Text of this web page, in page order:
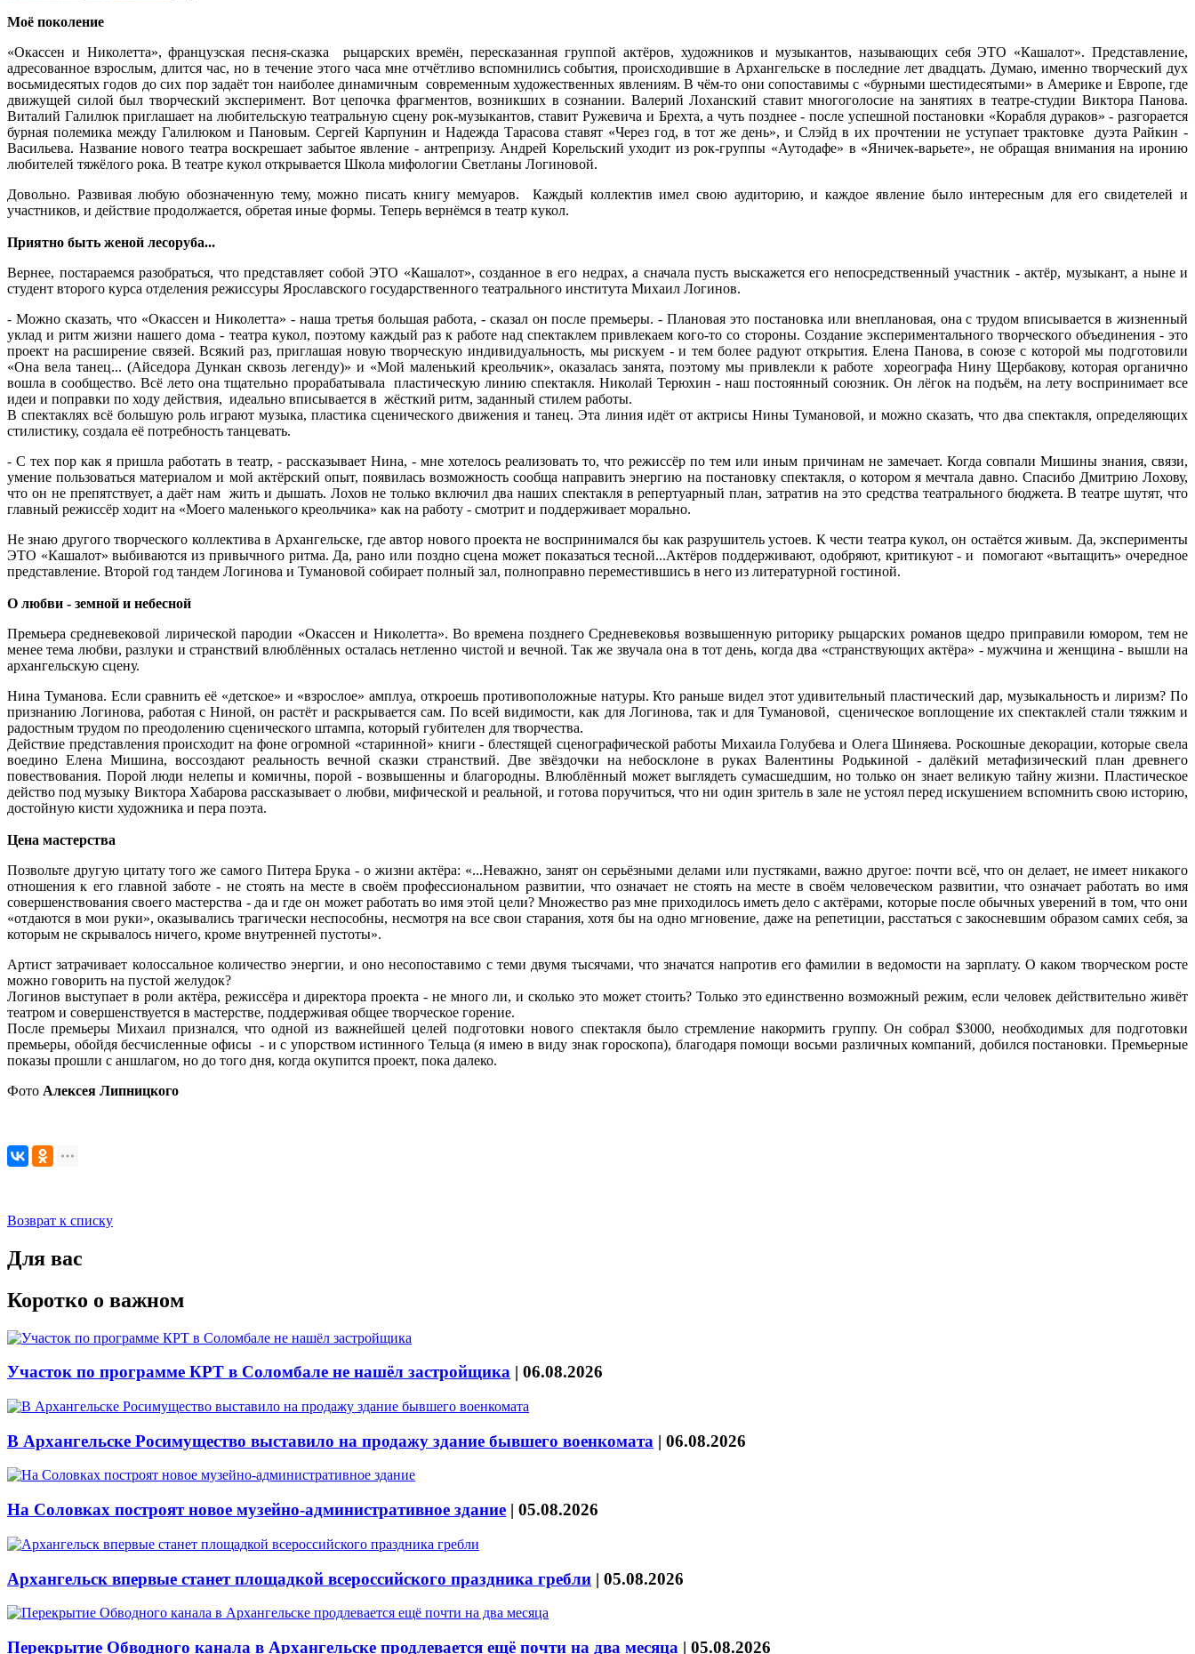
Моё поколение
«Окассен и Николетта», французская песня-сказка рыцарских времён, пересказанная группой актёров, художников и музыкантов, называющих себя ЭТО «Кашалот». Представление,
адресованное взрослым, длится час, но в течение этого часа мне отчётливо вспомнились события, происходившие в Архангельске в последние лет двадцать. Думаю, именно творческий дух
восьмидесятых годов до сих пор задаёт тон наиболее динамичным современным художественных явлениям. В чём-то они сопоставимы с «бурными шестидесятыми» в Америке и Европе, где
движущей силой был творческий эксперимент. Вот цепочка фрагментов, возникших в сознании. Валерий Лоханский ставит многоголосие на занятиях в театре-студии Виктора Панова.
Виталий Галилюк приглашает на любительскую театральную сцену рок-музыкантов, ставит Ружевича и Брехта, а чуть позднее - после успешной постановки «Корабля дураков» - разгорается
бурная полемика между Галилюком и Пановым. Сергей Карпунин и Надежда Тарасова ставят «Через год, в тот же день», и Слэйд в их прочтении не уступает трактовке дуэта Райкин -
Васильева. Название нового театра воскрешает забытое явление - антрепризу. Андрей Корельский уходит из рок-группы «Аутодафе» в «Яничек-варьете», не обращая внимания на иронию
любителей тяжёлого рока. В театре кукол открывается Школа мифологии Светланы Логиновой.
Довольно. Развивая любую обозначенную тему, можно писать книгу мемуаров. Каждый коллектив имел свою аудиторию, и каждое явление было интересным для его свидетелей и
участников, и действие продолжается, обретая иные формы. Теперь вернёмся в театр кукол.
Приятно быть женой лесоруба...
Вернее, постараемся разобраться, что представляет собой ЭТО «Кашалот», созданное в его недрах, а сначала пусть выскажется его непосредственный участник - актёр, музыкант, а ныне и
студент второго курса отделения режиссуры Ярославского государственного театрального института Михаил Логинов.
- Можно сказать, что «Окассен и Николетта» - наша третья большая работа, - сказал он после премьеры. - Плановая это постановка или внеплановая, она с трудом вписывается в жизненный
уклад и ритм жизни нашего дома - театра кукол, поэтому каждый раз к работе над спектаклем привлекаем кого-то со стороны. Создание экспериментального творческого объединения - это
проект на расширение связей. Всякий раз, приглашая новую творческую индивидуальность, мы рискуем - и тем более радуют открытия. Елена Панова, в союзе с которой мы подготовили
«Она вела танец... (Айседора Дункан сквозь легенду)» и «Мой маленький креольчик», оказалась занята, поэтому мы привлекли к работе хореографа Нину Щербакову, которая органично
вошла в сообщество. Всё лето она тщательно прорабатывала пластическую линию спектакля. Николай Терюхин - наш постоянный союзник. Он лёгок на подъём, на лету воспринимает все
идеи и поправки по ходу действия, идеально вписывается в жёсткий ритм, заданный стилем работы.
В спектаклях всё большую роль играют музыка, пластика сценического движения и танец. Эта линия идёт от актрисы Нины Тумановой, и можно сказать, что два спектакля, определяющих
стилистику, создала её потребность танцевать.
- С тех пор как я пришла работать в театр, - рассказывает Нина, - мне хотелось реализовать то, что режиссёр по тем или иным причинам не замечает. Когда совпали Мишины знания, связи,
умение пользоваться материалом и мой актёрский опыт, появилась возможность сообща направить энергию на постановку спектакля, о котором я мечтала давно. Спасибо Дмитрию Лохову,
что он не препятствует, а даёт нам жить и дышать. Лохов не только включил два наших спектакля в репертуарный план, затратив на это средства театрального бюджета. В театре шутят, что
главный режиссёр ходит на «Моего маленького креольчика» как на работу - смотрит и поддерживает морально.
Не знаю другого творческого коллектива в Архангельске, где автор нового проекта не воспринимался бы как разрушитель устоев. К чести театра кукол, он остаётся живым. Да, эксперименты
ЭТО «Кашалот» выбиваются из привычного ритма. Да, рано или поздно сцена может показаться тесной...Актёров поддерживают, одобряют, критикуют - и помогают «вытащить» очередное
представление. Второй год тандем Логинова и Тумановой собирает полный зал, полноправно переместившись в него из литературной гостиной.
О любви - земной и небесной
Премьера средневековой лирической пародии «Окассен и Николетта». Во времена позднего Средневековья возвышенную риторику рыцарских романов щедро приправили юмором, тем не
менее тема любви, разлуки и странствий влюблённых осталась нетленно чистой и вечной. Так же звучала она в тот день, когда два «странствующих актёра» - мужчина и женщина - вышли на
архангельскую сцену.
Нина Туманова. Если сравнить её «детское» и «взрослое» амплуа, откроешь противоположные натуры. Кто раньше видел этот удивительный пластический дар, музыкальность и лиризм? По
признанию Логинова, работая с Ниной, он растёт и раскрывается сам. По всей видимости, как для Логинова, так и для Тумановой, сценическое воплощение их спектаклей стали тяжким и
радостным трудом по преодолению сценического штампа, который губителен для творчества.
Действие представления происходит на фоне огромной «старинной» книги - блестящей сценографической работы Михаила Голубева и Олега Шиняева. Роскошные декорации, которые свела
воедино Елена Мишина, воссоздают реальность вечной сказки странствий. Две звёздочки на небосклоне в руках Валентины Родькиной - далёкий метафизический план древнего
повествования. Порой люди нелепы и комичны, порой - возвышенны и благородны. Влюблённый может выглядеть сумасшедшим, но только он знает великую тайну жизни. Пластическое
действо под музыку Виктора Хабарова рассказывает о любви, мифической и реальной, и готова поручиться, что ни один зритель в зале не устоял перед искушением вспомнить свою историю,
достойную кисти художника и пера поэта.
Цена мастерства
Позвольте другую цитату того же самого Питера Брука - о жизни актёра: «...Неважно, занят он серьёзными делами или пустяками, важно другое: почти всё, что он делает, не имеет никакого
отношения к его главной заботе - не стоять на месте в своём профессиональном развитии, что означает не стоять на месте в своём человеческом развитии, что означает работать во имя
совершенствования своего мастерства - да и где он может работать во имя этой цели? Множество раз мне приходилось иметь дело с актёрами, которые после обычных уверений в том, что они
«отдаются в мои руки», оказывались трагически неспособны, несмотря на все свои старания, хотя бы на одно мгновение, даже на репетиции, расстаться с закосневшим образом самих себя, за
которым не скрывалось ничего, кроме внутренней пустоты».
Артист затрачивает колоссальное количество энергии, и оно несопоставимо с теми двумя тысячами, что значатся напротив его фамилии в ведомости на зарплату. О каком творческом росте
можно говорить на пустой желудок?
Логинов выступает в роли актёра, режиссёра и директора проекта - не много ли, и сколько это может стоить? Только это единственно возможный режим, если человек действительно живёт
театром и совершенствуется в мастерстве, поддерживая общее творческое горение.
После премьеры Михаил признался, что одной из важнейшей целей подготовки нового спектакля было стремление накормить группу. Он собрал $3000, необходимых для подготовки
премьеры, обойдя бесчисленные офисы - и с упорством истинного Тельца (я имею в виду знак гороскопа), благодаря помощи восьми различных компаний, добился постановки. Премьерные
показы прошли с аншлагом, но до того дня, когда окупится проект, пока далеко.
Фото Алексея Липницкого
Возврат к списку
Для вас
Коротко о важном
Участок по программе КРТ в Соломбале не нашёл застройщика | 06.08.2026
В Архангельске Росимущество выставило на продажу здание бывшего военкомата | 06.08.2026
На Соловках построят новое музейно-административное здание | 05.08.2026
Архангельск впервые станет площадкой всероссийского праздника гребли | 05.08.2026
Перекрытие Обводного канала в Архангельске продлевается ещё почти на два месяца | 05.08.2026